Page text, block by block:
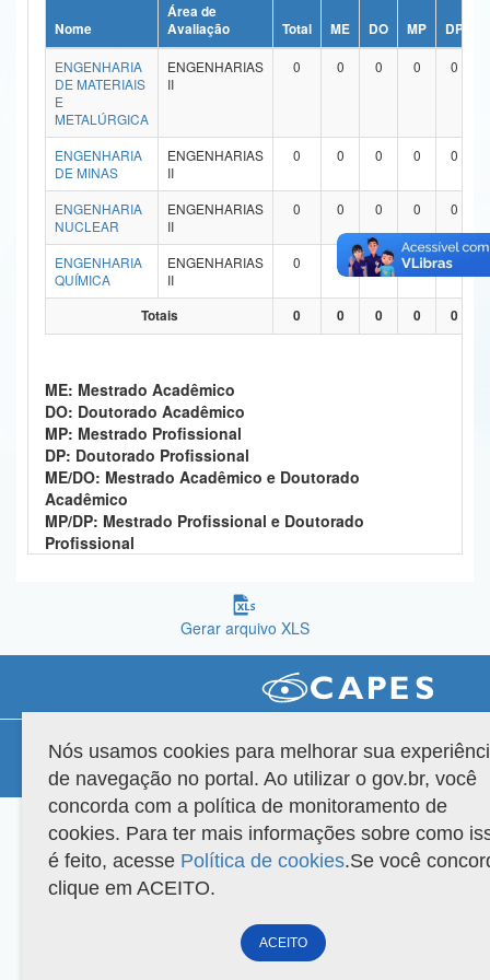
Ministério da Ciência, Tecnologia, Inovações e Comunicações
Ministério do Meio Ambiente
Ministério do Turismo
Ministério do Desenvolvimento Regional
Controladoria-Geral da União
Ministério da Mulher, da Família e dos Direitos Humanos
Secretaria-Geral
Secretaria de Governo
Advocacia-Geral da União
Banco Central do Brasil
Planalto
Nome
Área de
Avaliação
Total ME DO MP DP
ENGENHARIA
DE MATERIAIS
E
METALÚRGICA
ENGENHARIAS
II
0 0 0 0 0
ENGENHARIA
DE MINAS
ENGENHARIAS
II
0 0 0 0 0
ENGENHARIA
NUCLEAR
ENGENHARIAS
II
0 0 0 0 0
ENGENHARIA
QUÍMICA
ENGENHARIAS
II
0 0 0 0
Totais 0 0 0 0 0
ME: Mestrado Acadêmico
DO: Doutorado Acadêmico
MP: Mestrado Profissional
DP: Doutorado Profissional
ME/DO: Mestrado Acadêmico e Doutorado
Acadêmico
MP/DP: Mestrado Profissional e Doutorado
Profissional
Gerar arquivo XLS
Versão do sistema: 3.88.9 Copyright 2022 Capes. Todos os direitos reservados.
Nós usamos cookies para melhorar sua
de navegação no portal. Ao utilizar o gov.br, você
concorda com a política de monitoramento de
cookies. Para ter mais informações sobre como
é feito, acesse Política de cookies.Se você
clique em ACEITO.
ACEITO